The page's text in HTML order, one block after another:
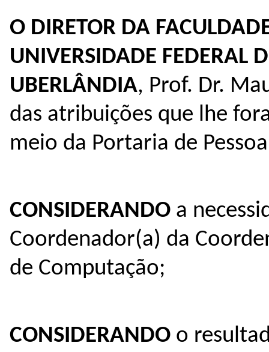
O DIRETOR DA
UNIVERSIDADE FEDERAL
UBERLÂNDIA, Prof. Dr.
das atribuições que lhe
meio da Portaria de
CONSIDERANDO a
Coordenador(a) da
de Computação;
CONSIDERANDO o